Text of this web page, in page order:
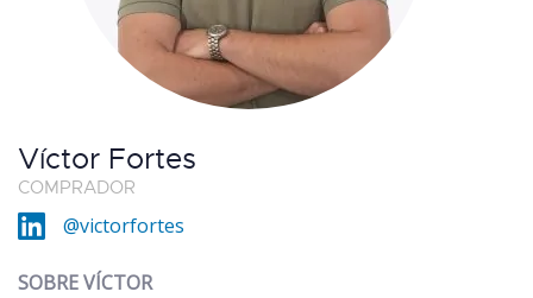
Víctor Fortes
COMPRADOR
@victorfortes
SOBRE VÍCTOR